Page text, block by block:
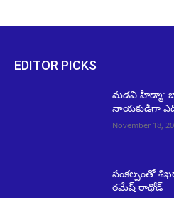
EDITOR PICKS
మడవి హిడ్మా:
నాయకుడిగా
November 18,
సంకల్పంతో
రమేష్‌ రాథోడ్